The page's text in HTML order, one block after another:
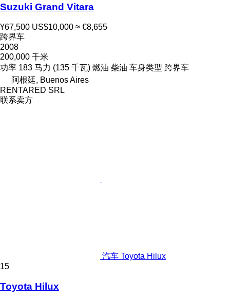
Suzuki Grand Vitara
¥67,500 US$10,000 ≈ €8,655
跨界车
2008
200,000 千米
功率 183 马力 (135 千瓦) 燃油 柴油 车身类型 跨界车
阿根廷, Buenos Aires
RENTARED SRL
联系卖方
汽车 Toyota Hilux
15
Toyota Hilux